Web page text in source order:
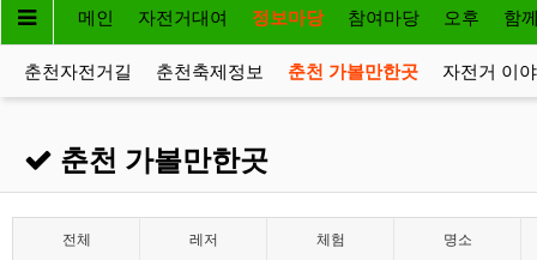
메인 자전거대여 정보마당 참여마당 오후 함
춘천자전거길 춘천축제정보 춘천 가볼만한곳 자전거 이
춘천 가볼만한곳
전체 레저 체험 명소